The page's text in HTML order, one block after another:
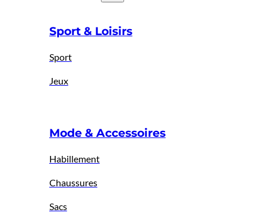
Sport & Loisirs
Sport
Jeux
Mode & Accessoires
Habillement
Chaussures
Sacs